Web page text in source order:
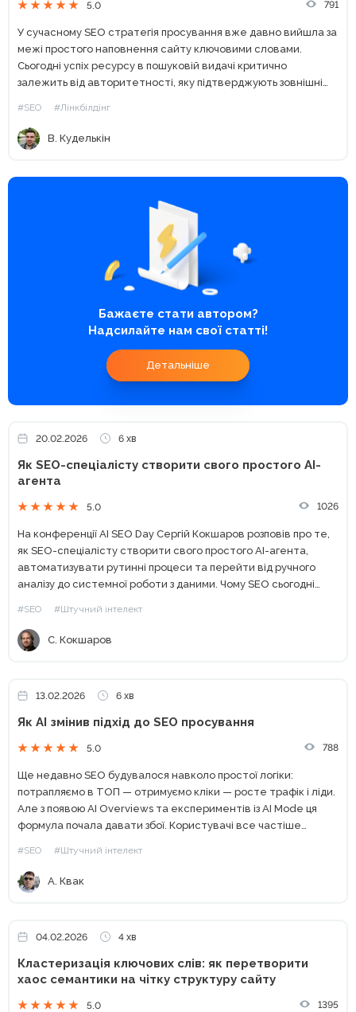
5.0 791
У сучасному SEO стратегія просування вже давно вийшла за
межі простого наповнення сайту ключовими словами.
Сьогодні успіх ресурсу в пошуковій видачі критично
залежить від авторитетності, яку підтверджують зовнішні
комплексне рішення для...
#SEO #Лінкбілдінг
В. Куделькін
Бажаєте стати автором?
Надсилайте нам свої статті!
Детальніше
20.02.2026 6 хв
Як SEO-спеціалісту створити свого простого AI-
агента
5.0 1026
На конференції AI SEO Day Сергій Кокшаров розповів про те,
як SEO-спеціалісту створити свого простого AI-агента,
автоматизувати рутинні процеси та перейти від ручного
аналізу до системної роботи з даними. Чому SEO сьогодні
змінилося...
#SEO #Штучний інтелект
С. Кокшаров
13.02.2026 6 хв
Як AI змінив підхід до SEO просування
5.0 788
Ще недавно SEO будувалося навколо простої логіки:
потрапляємо в ТОП — отримуємо кліки — росте трафік і ліди.
Але з появою AI Overviews та експериментів із AI Mode ця
формула почала давати збої. Користувачі все частіше
#SEO #Штучний інтелект
А. Квак
04.02.2026 4 хв
Кластеризація ключових слів: як перетворити
хаос семантики на чітку структуру сайту
5.0 1395